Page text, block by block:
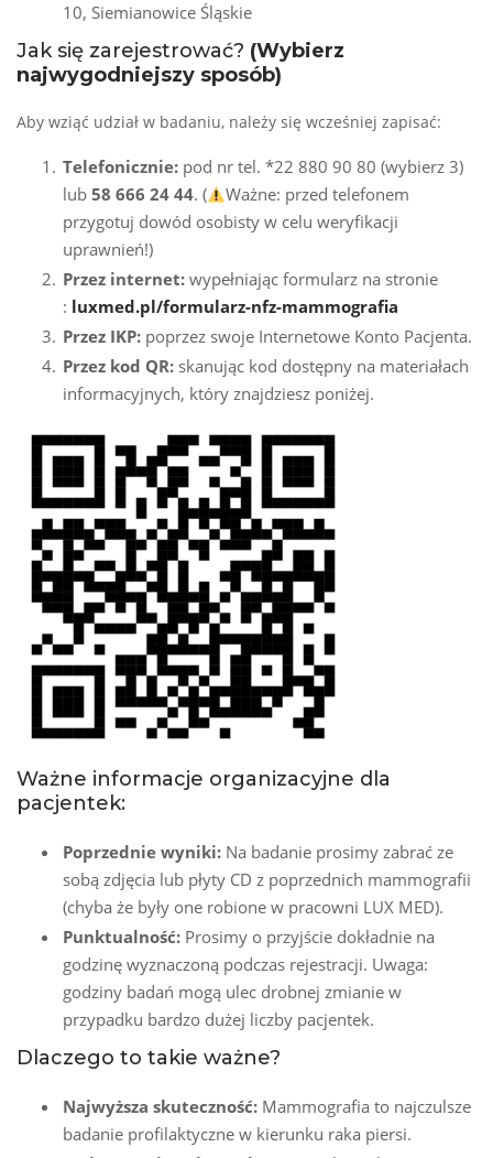
10, Siemianowice Śląskie
Jak się zarejestrować? (Wybierz
najwygodniejszy sposób)
Aby wziąć udział w badaniu, należy się wcześniej zapisać:
Telefonicznie: pod nr tel. *22 880 90 80 (wybierz 3)
lub 58 666 24 44. (
Ważne: przed telefonem
przygotuj dowód osobisty w celu weryfikacji
uprawnień!)
Przez internet: wypełniając formularz na stronie
: luxmed.pl/formularz-nfz-mammografia
Przez IKP: poprzez swoje Internetowe Konto Pacjenta.
Przez kod QR: skanując kod dostępny na materiałach
informacyjnych, który znajdziesz poniżej.
Ważne informacje organizacyjne dla
pacjentek:
Poprzednie wyniki: Na badanie prosimy zabrać ze
sobą zdjęcia lub płyty CD z poprzednich mammografii
(chyba że były one robione w pracowni LUX MED).
Punktualność: Prosimy o przyjście dokładnie na
godzinę wyznaczoną podczas rejestracji. Uwaga:
godziny badań mogą ulec drobnej zmianie w
przypadku bardzo dużej liczby pacjentek.
Dlaczego to takie ważne?
Najwyższa skuteczność: Mammografia to najczulsze
badanie profilaktyczne w kierunku raka piersi.